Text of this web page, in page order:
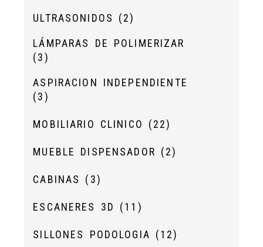
ULTRASONIDOS (2)
LÁMPARAS DE POLIMERIZAR
(3)
ASPIRACION INDEPENDIENTE
(3)
MOBILIARIO CLINICO (22)
MUEBLE DISPENSADOR (2)
CABINAS (3)
ESCANERES 3D (11)
SILLONES PODOLOGIA (12)